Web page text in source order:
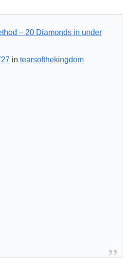
– 20 Diamonds in under
in tearsofthekingdom